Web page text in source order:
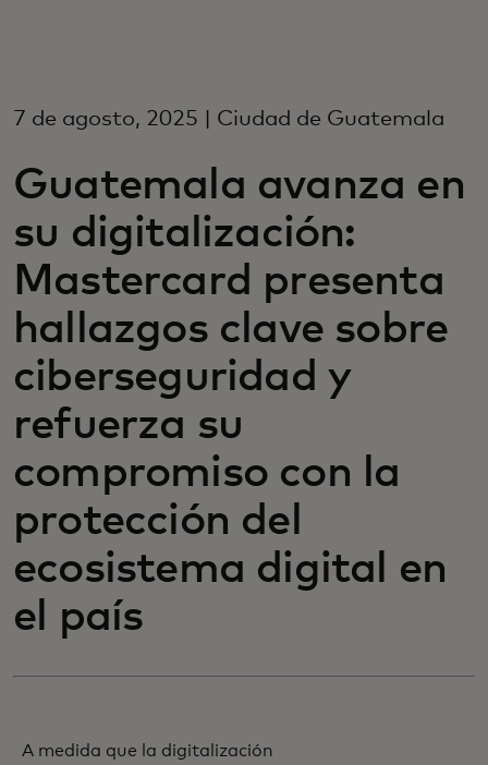
Para empresas
Para o mundo
Para inovadores
Notícias e tendências
7 de agosto, 2025 | Ciudad de Guatemala
Guatemala avanza en
su digitalización:
Mastercard presenta
hallazgos clave sobre
ciberseguridad y
refuerza su
compromiso con la
protección del
ecosistema digital en
el país
A medida que la digitalización